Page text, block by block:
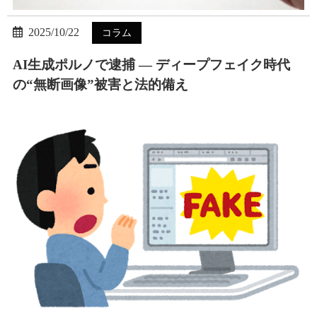
2025/10/22 コラム
AI生成ポルノで逮捕 — ディープフェイク時代
の“無断画像”被害と法的備え